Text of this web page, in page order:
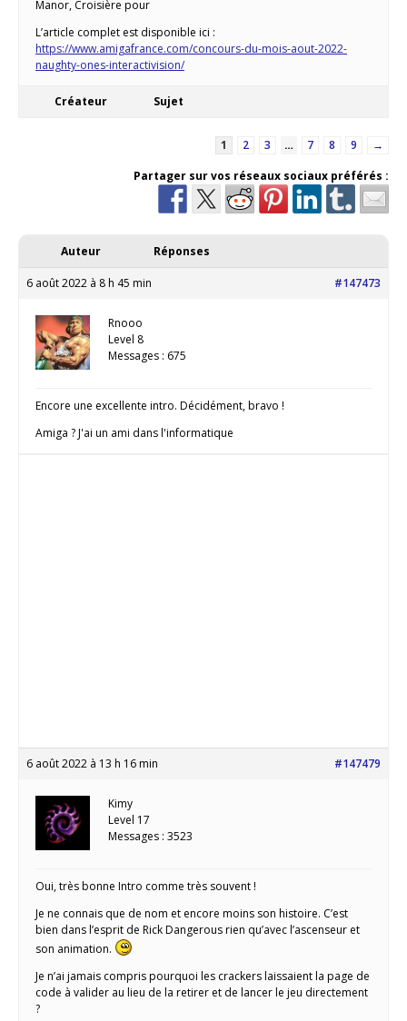
Manor, Croisière pour
L’article complet est disponible ici :
https://www.amigafrance.com/concours-du-mois-aout-2022-
naughty-ones-interactivision/
Créateur Sujet
1 2 3 … 7 8 9
→
Partager sur vos réseaux sociaux préférés :
Auteur Réponses
6 août 2022 à 8 h 45 min #147473
Rnooo
Level 8
Messages : 675
Encore une excellente intro. Décidément, bravo !
Amiga ? J'ai un ami dans l'informatique
6 août 2022 à 13 h 16 min #147479
Kimy
Level 17
Messages : 3523
Oui, très bonne Intro comme très souvent !
Je ne connais que de nom et encore moins son histoire. C’est
bien dans l’esprit de Rick Dangerous rien qu’avec l’ascenseur et
son animation.
Je n’ai jamais compris pourquoi les crackers laissaient la page de
code à valider au lieu de la retirer et de lancer le jeu directement
?